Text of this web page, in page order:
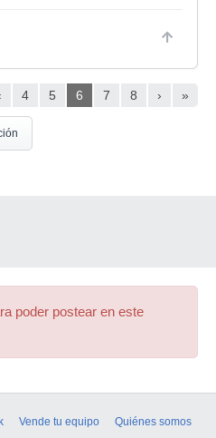
4 5 6 7 8 › »
poder postear en este
Vende tu equipo
Quiénes somos